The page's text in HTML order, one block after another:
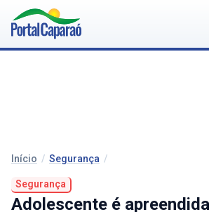
Início / Segurança /
Segurança
Adolescente é